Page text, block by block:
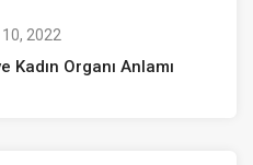
10, 2022
Organı Anlamı